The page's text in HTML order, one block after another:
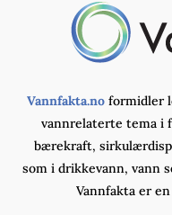
Vannfakta.noformidler
vannrelaterte tema i
bærekraft,
som i drikkevann, vann
Vannfakta er